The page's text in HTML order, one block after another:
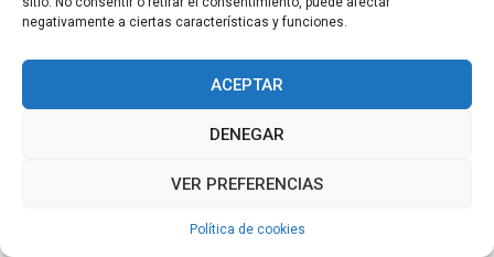
negativamente a ciertas características y funciones.
ACEPTAR
DENEGAR
VER PREFERENCIAS
Política de cookies